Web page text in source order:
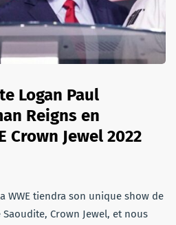
Logan Paul
Reigns en
Crown Jewel 2022
WWE tiendra son unique show de
Saoudite, Crown Jewel, et nous